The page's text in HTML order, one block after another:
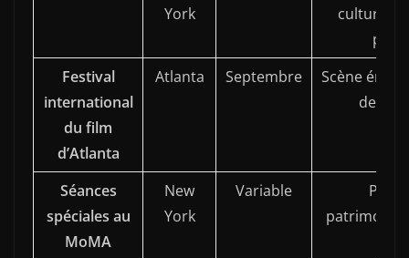
York
culture
Festival
international
du film
d’Atlanta
Atlanta Septembre
Scène
des
Séances
spéciales au
MoMA
New
York
Variable